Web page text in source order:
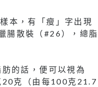
本，有「瘦」字出現
腸散裝（#26），總脂
的話，便可以視為
20克（由每100克21.7